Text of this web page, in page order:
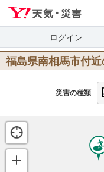
ログイン
福島県南相馬市付近
災害の種類